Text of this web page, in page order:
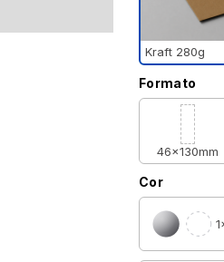
Kraft 280g
Formato
46x130mm
Cor